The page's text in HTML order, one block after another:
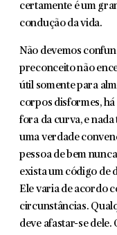
certamente é um
condução da vida.
Não devemos
preconceito não
útil somente para
corpos disformes,
fora da curva, e
uma verdade
pessoa de bem
exista um código de
Ele varia de acordo
circunstâncias.
deve afastar-se